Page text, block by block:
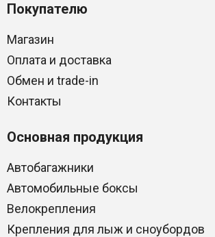
Покупателю
Магазин
Оплата и доставка
Обмен и trade-in
Контакты
Основная продукция
Автобагажники
Автомобильные боксы
Велокрепления
Крепления для лыж и сноубордов